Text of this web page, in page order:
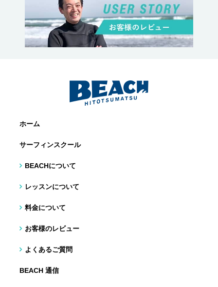
ホーム
サーフィンスクール
BEACHについて
レッスンについて
料金について
お客様のレビュー
よくあるご質問
BEACH 通信